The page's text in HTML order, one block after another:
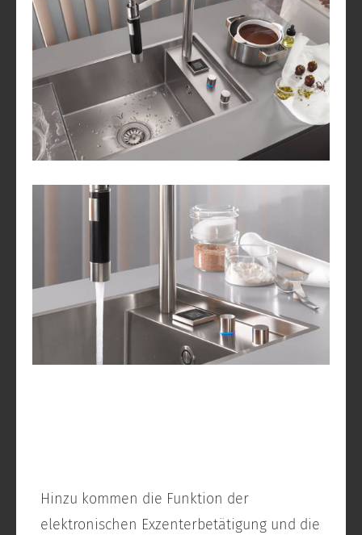
Hinzu kommen die Funktion der
elektronischen Exzenterbetätigung und die